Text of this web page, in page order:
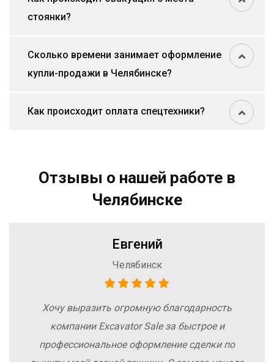
стоянки?
Сколько времени занимает оформление
купли-продажи в Челябинске?
Как происходит оплата спецтехники?
Отзывы о нашей работе в
Челябинске
Евгений
Челябинск
Хочу выразить огромную благодарность
компании Excavator Sale за быстрое и
профессиональное оформление сделки по